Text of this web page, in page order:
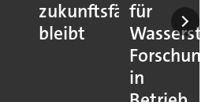
zukunftsfähig
bleibt
für
in